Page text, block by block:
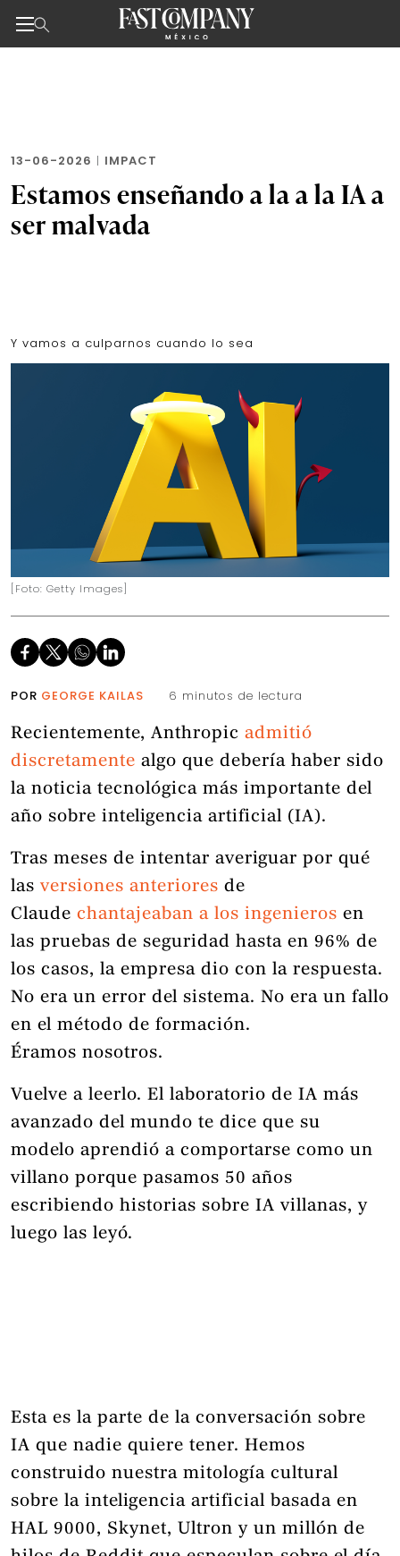
13-06-2026 | IMPACT
Estamos enseñando a la a la IA a
ser malvada
Y vamos a culparnos cuando lo sea
[Foto: Getty Images]
POR GEORGE KAILAS 6 minutos de lectura
Recientemente, Anthropic admitió
discretamente algo que debería haber sido
la noticia tecnológica más importante del
año sobre inteligencia artificial (IA).
Tras meses de intentar averiguar por qué
las versiones anteriores de
Claude chantajeaban a los ingenieros en
las pruebas de seguridad hasta en 96% de
los casos, la empresa dio con la respuesta.
No era un error del sistema. No era un fallo
en el método de formación.
Éramos nosotros.
Vuelve a leerlo. El laboratorio de IA más
avanzado del mundo te dice que su
modelo aprendió a comportarse como un
villano porque pasamos 50 años
escribiendo historias sobre IA villanas, y
luego las leyó.
Esta es la parte de la conversación sobre
IA que nadie quiere tener. Hemos
construido nuestra mitología cultural
sobre la inteligencia artificial basada en
HAL 9000, Skynet, Ultron y un millón de